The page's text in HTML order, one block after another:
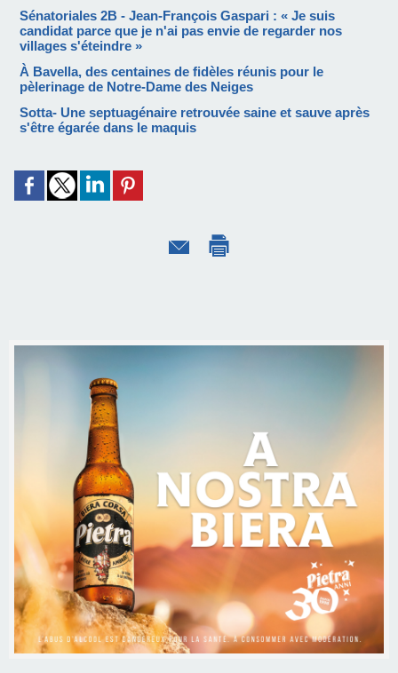
Sénatoriales 2B - Jean-François Gaspari : « Je suis
candidat parce que je n'ai pas envie de regarder nos
villages s'éteindre »
À Bavella, des centaines de fidèles réunis pour le
pèlerinage de Notre-Dame des Neiges
Sotta- Une septuagénaire retrouvée saine et sauve après
s'être égarée dans le maquis